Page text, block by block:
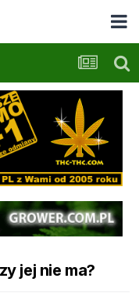
jej nie ma?